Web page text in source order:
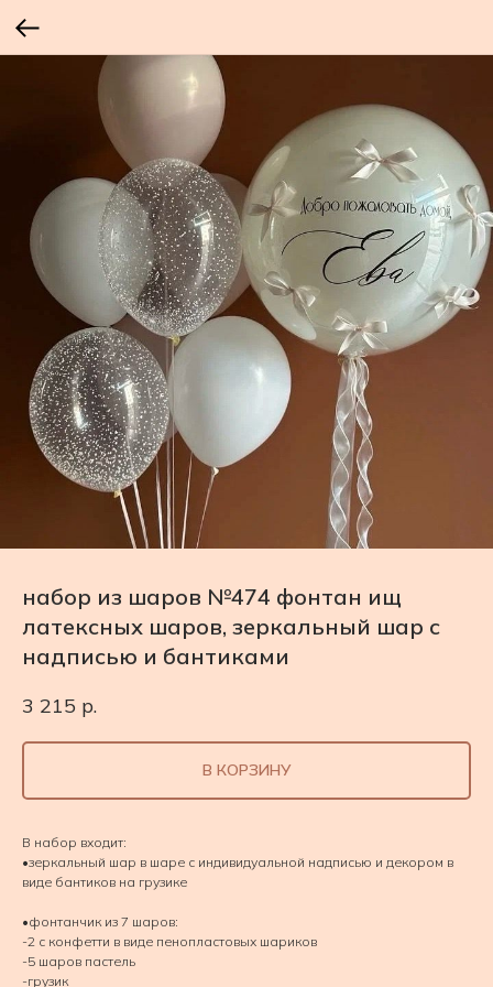
набор из шаров №474 фонтан ищ
латексных шаров, зеркальный шар с
надписью и бантиками
3 215 р.
В КОРЗИНУ
В набор входит:
•зеркальный шар в шаре с индивидуальной надписью и декором в
виде бантиков на грузике
•фонтанчик из 7 шаров:
-2 с конфетти в виде пенопластовых шариков
-5 шаров пастель
-грузик